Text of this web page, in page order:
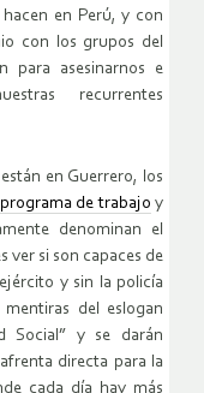
en Perú, y con
con los grupos del
para asesinarnos e
recurrentes
en Guerrero, los
de trabajo y
denominan el
ver si son capaces de
y sin la policía
del eslogan
Social” y se darán
directa para la
cada día hay más